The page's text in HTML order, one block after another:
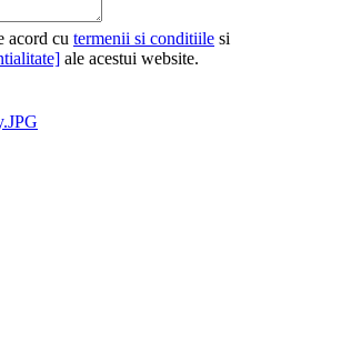
acord cu termenii si conditiile si
ale acestui website.